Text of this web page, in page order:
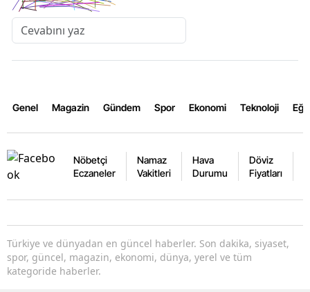
Genel Magazin Gündem Spor Ekonomi Teknoloji
Nöbetçi
Eczaneler
Namaz
Vakitleri
Hava
Durumu
Döviz
Fiyatları
Türkiye ve dünyadan en güncel haberler. Son dakika, siyaset,
spor, güncel, magazin, ekonomi, dünya, yerel ve tüm
kategoride haberler.